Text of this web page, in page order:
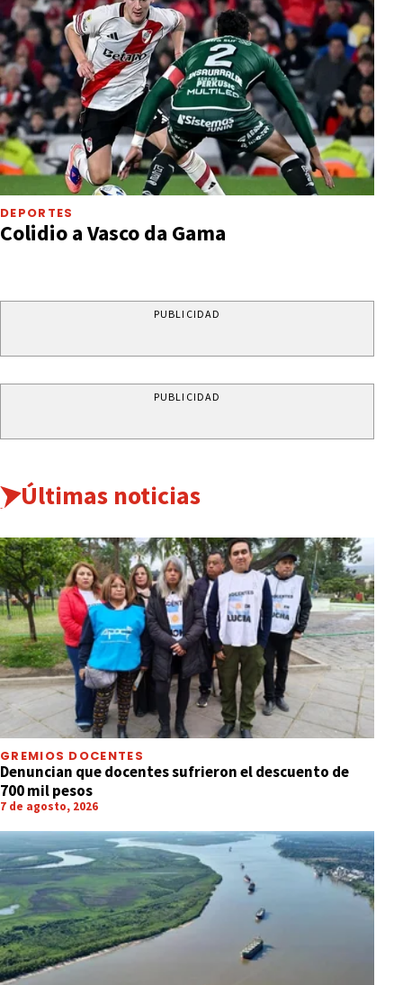
DEPORTES
Colidio a Vasco da Gama
PUBLICIDAD
PUBLICIDAD
Últimas noticias
GREMIOS DOCENTES
Denuncian que docentes sufrieron el descuento de
700 mil pesos
7 de agosto, 2026